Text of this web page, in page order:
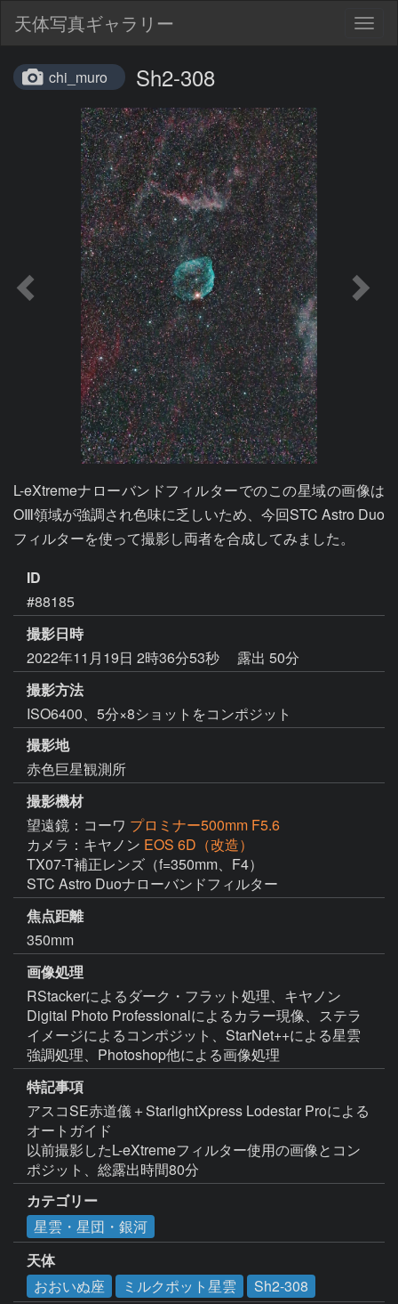
天体写真ギャラリー
chi_muro Sh2-308
L-eXtremeナローバンドフィルターでのこの星域の画像は
OⅢ領域が強調され色味に乏しいため、今回STC Astro Duo
フィルターを使って撮影し両者を合成してみました。
ID
#88185
撮影日時
2022年11月19日 2時36分53秒
露出 50分
撮影方法
ISO6400、5分×8ショットをコンポジット
撮影地
赤色巨星観測所
撮影機材
望遠鏡：コーワ プロミナー500mm F5.6
カメラ：キヤノン EOS 6D（改造）
TX07-T補正レンズ（f=350mm、F4）
STC Astro Duoナローバンドフィルター
焦点距離
350mm
画像処理
RStackerによるダーク・フラット処理、キヤノン
Digital Photo Professionalによるカラー現像、ステラ
イメージによるコンポジット、StarNet++による星雲
強調処理、Photoshop他による画像処理
特記事項
アスコSE赤道儀＋StarlightXpress Lodestar Proによる
オートガイド
以前撮影したL-eXtremeフィルター使用の画像とコン
ポジット、総露出時間80分
カテゴリー
星雲・星団・銀河
天体
おおいぬ座
ミルクポット星雲 Sh2-308